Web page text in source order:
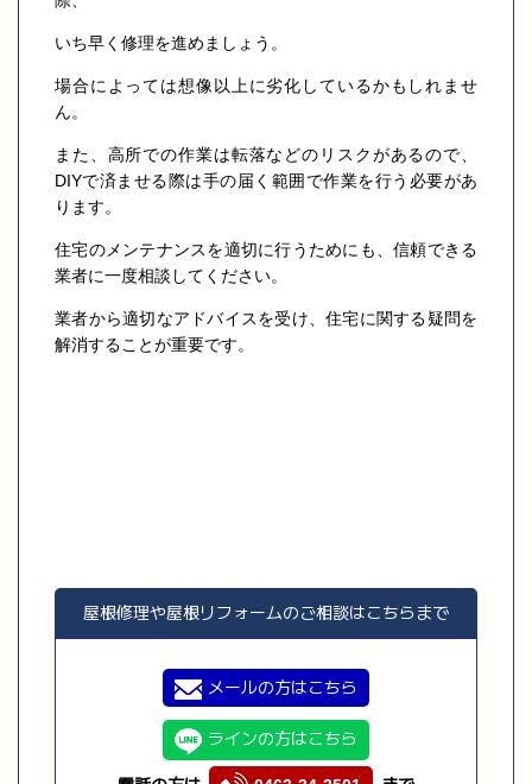
いち早く修理を進めましょう。
場合によっては想像以上に劣化しているかもしれませ
ん。
また、高所での作業は転落などのリスクがあるので、
DIYで済ませる際は手の届く範囲で作業を行う必要があ
ります。
住宅のメンテナンスを適切に行うためにも、信頼できる
業者に一度相談してください。
業者から適切なアドバイスを受け、住宅に関する疑問を
解消することが重要です。
屋根修理や屋根リフォームのご相談はこちらまで
メールの方はこちら
ラインの方はこちら